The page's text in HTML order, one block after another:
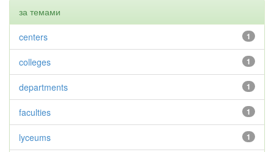
за темами
1
centers
1
colleges
1
departments
1
faculties
1
lyceums